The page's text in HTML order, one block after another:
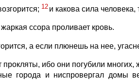
12 и какова сила человека,
ссора проливает кровь.
а если плюнешь на нее,
ибо они погубили
города и ниспровергал домы